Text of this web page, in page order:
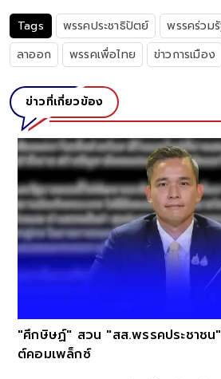
Tags พรรคประชาธิปัตย์ พรรคร่วม
ลาออก
พรรคเพื่อไทย ข่าวการเมือง
ข่าวที่เกี่ยวข้อง
"ศึกษิษฏ์" สวน "สส.พรรคประชาชน"
ต์คอมเพล็กซ์